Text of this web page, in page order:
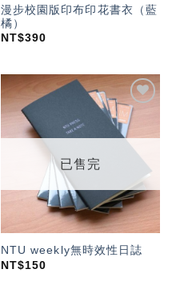
漫步校園版印布印花書衣（藍
橘）
NT$390
加入
望輕
單」
已售完
NTU weekly無時效性日誌
NT$150